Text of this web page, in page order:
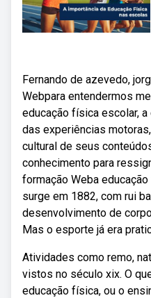
Fernando de azevedo,
Webpara entendermos
educação física escolar,
das experiências
cultural de seus
conhecimento para
formação Weba
surge em 1882, com rui
desenvolvimento de
Mas o esporte já era
Atividades como remo,
vistos no século xix. O
educação física, ou o